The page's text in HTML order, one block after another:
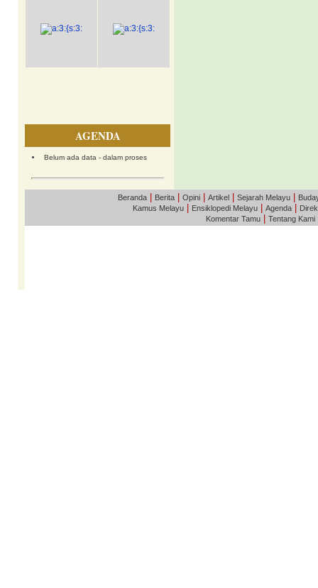
AGENDA
Belum ada data - dalam proses
Beranda Berita Opini Artikel Sejarah Melayu
Kamus Melayu
Ensiklopedi Melayu Agenda
Komentar Tamu
Tentang Kami